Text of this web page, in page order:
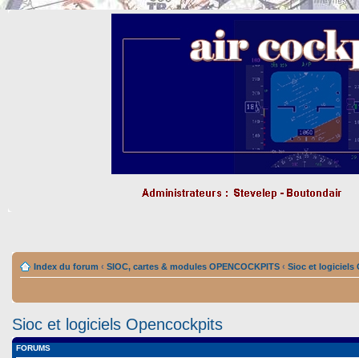
Index du forum ‹ SIOC, cartes & modules OPENCOCKPITS ‹ Sioc et logiciels
Sioc et logiciels Opencockpits
FORUMS